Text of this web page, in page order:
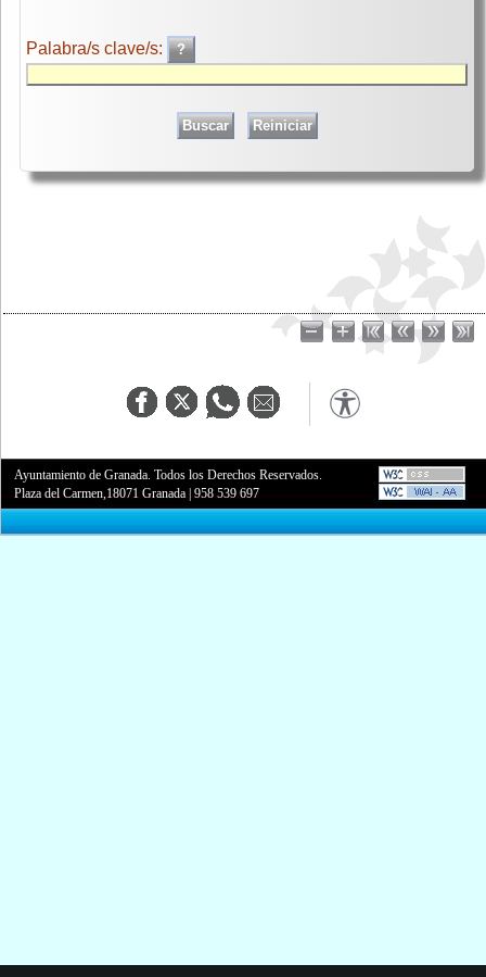
Palabra/s clave/s:
Ayuntamiento de Granada. Todos los Derechos Reservados.
Plaza del Carmen,18071 Granada |958 539 697